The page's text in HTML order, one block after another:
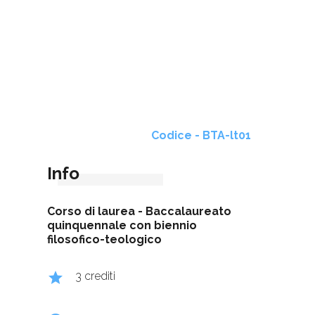
Codice - BTA-lt01
Info
Corso di laurea - Baccalaureato
quinquennale con biennio
filosofico-teologico
grade 3 crediti